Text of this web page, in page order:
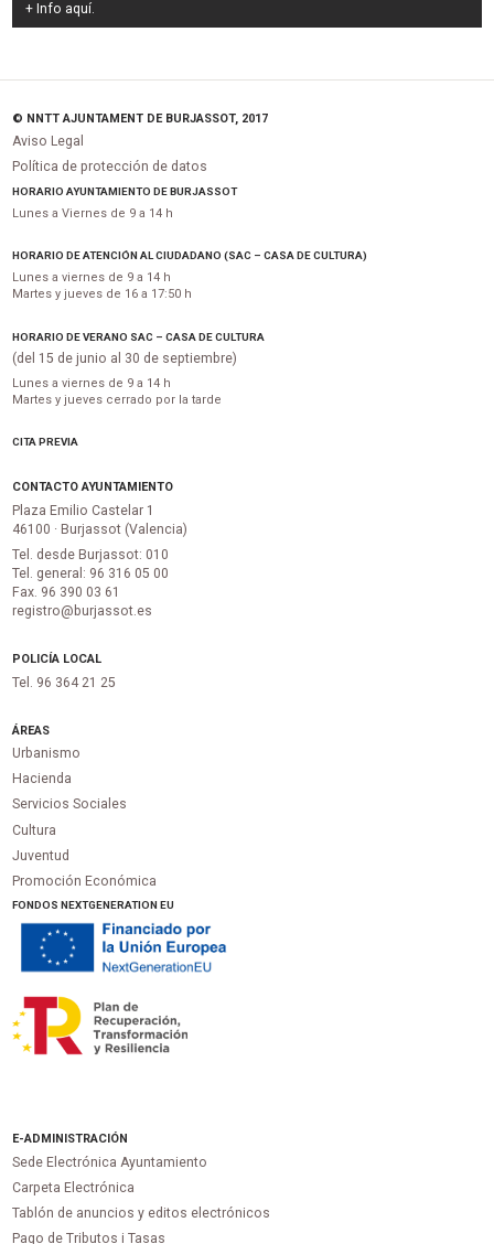
+ Info aquí.
© NNTT AJUNTAMENT DE BURJASSOT, 2017
Aviso Legal
Política de protección de datos
HORARIO AYUNTAMIENTO DE BURJASSOT
Lunes a Viernes de 9 a 14 h
HORARIO DE ATENCIÓN AL CIUDADANO (SAC – CASA DE CULTURA)
Lunes a viernes de 9 a 14 h
Martes y jueves de 16 a 17:50 h
HORARIO DE VERANO SAC – CASA DE CULTURA
(del 15 de junio al 30 de septiembre)
Lunes a viernes de 9 a 14 h
Martes y jueves cerrado por la tarde
CITA PREVIA
CONTACTO AYUNTAMIENTO
Plaza Emilio Castelar 1
46100 · Burjassot (Valencia)
Tel. desde Burjassot: 010
Tel. general: 96 316 05 00
Fax. 96 390 03 61
registro@burjassot.es
POLICÍA LOCAL
Tel. 96 364 21 25
ÁREAS
Urbanismo
Hacienda
Servicios Sociales
Cultura
Juventud
Promoción Económica
FONDOS NEXTGENERATION EU
E-ADMINISTRACIÓN
Sede Electrónica Ayuntamiento
Carpeta Electrónica
Tablón de anuncios y editos electrónicos
Pago de Tributos i Tasas